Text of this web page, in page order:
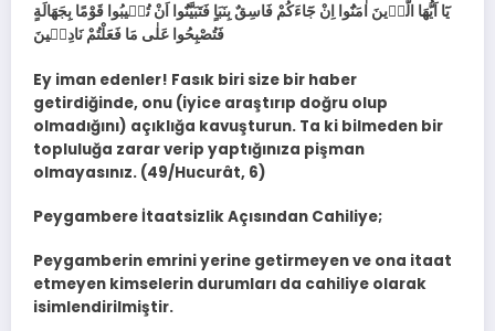
يَٓا اَيُّهَا الَّذ۪ينَ اٰمَنُٓوا اِنْ جَٓاءَكُمْ فَاسِقٌ بِنَبَاٍ فَتَبَيَّنُٓوا اَنْ تُص۪يبُوا قَوْمًا بِجَهَالَةٍ
فَتُصْبِحُوا عَلٰى مَا فَعَلْتُمْ نَادِم۪ينَ
Ey iman edenler! Fasık biri size bir haber
getirdiğinde, onu (iyice araştırıp doğru olup
olmadığını) açıklığa kavuşturun. Ta ki bilmeden bir
topluluğa zarar verip yaptığınıza pişman
olmayasınız. (49/Hucurât, 6)
Peygambere İtaatsizlik Açısından Cahiliye;
Peygamberin emrini yerine getirmeyen ve ona itaat
etmeyen kimselerin durumları da cahiliye olarak
isimlendirilmiştir.